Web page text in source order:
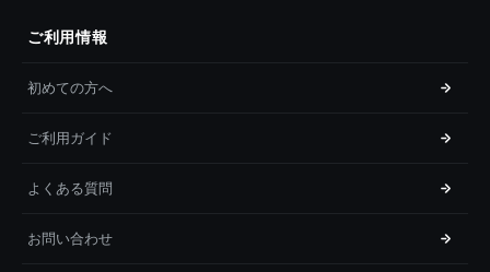
ご利用情報
初めての方へ
ご利用ガイド
よくある質問
お問い合わせ